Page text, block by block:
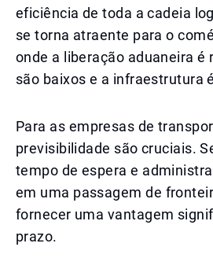
eficiência de toda a cadeia
se torna atraente para o
onde a liberação aduaneira é
são baixos e a infraestrutura
Para as empresas de
previsibilidade são cruciais.
tempo de espera e
em uma passagem de
fornecer uma vantagem
prazo.